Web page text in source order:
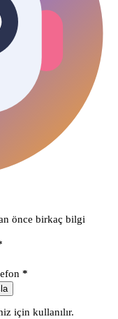
önce birkaç bilgi
*
için kullanılır.